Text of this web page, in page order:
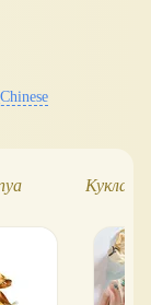
Кукла